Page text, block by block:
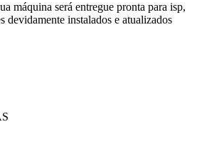
máquina será entregue pronta para isp,
devidamente instalados e atualizados